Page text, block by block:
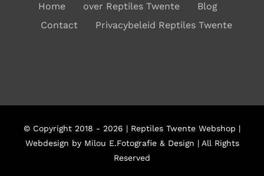
Home over Reptiles Twente
Blog
Contact
Privacybeleid Reptiles Twente
© Copyright 2018 - 2026 | Reptiles Twente Webshop |
Webdesign by Milou E.Fotografie & Design | All Rights
Reserved